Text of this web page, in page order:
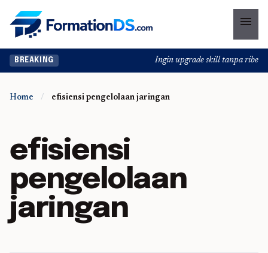
menu
BREAKING Ingin upgrade skill tanpa ribet?
Home / efisiensi pengelolaan jaringan
efisiensi
pengelolaan
jaringan